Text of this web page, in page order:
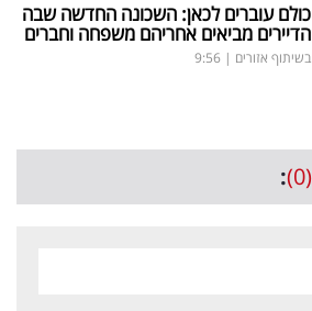
כולם עוברים לכאן: השכונה החדשה שבה
הדיירים מביאים אחריהם משפחה וחברים
בשיתוף אזורים |
9:56
(0)
: